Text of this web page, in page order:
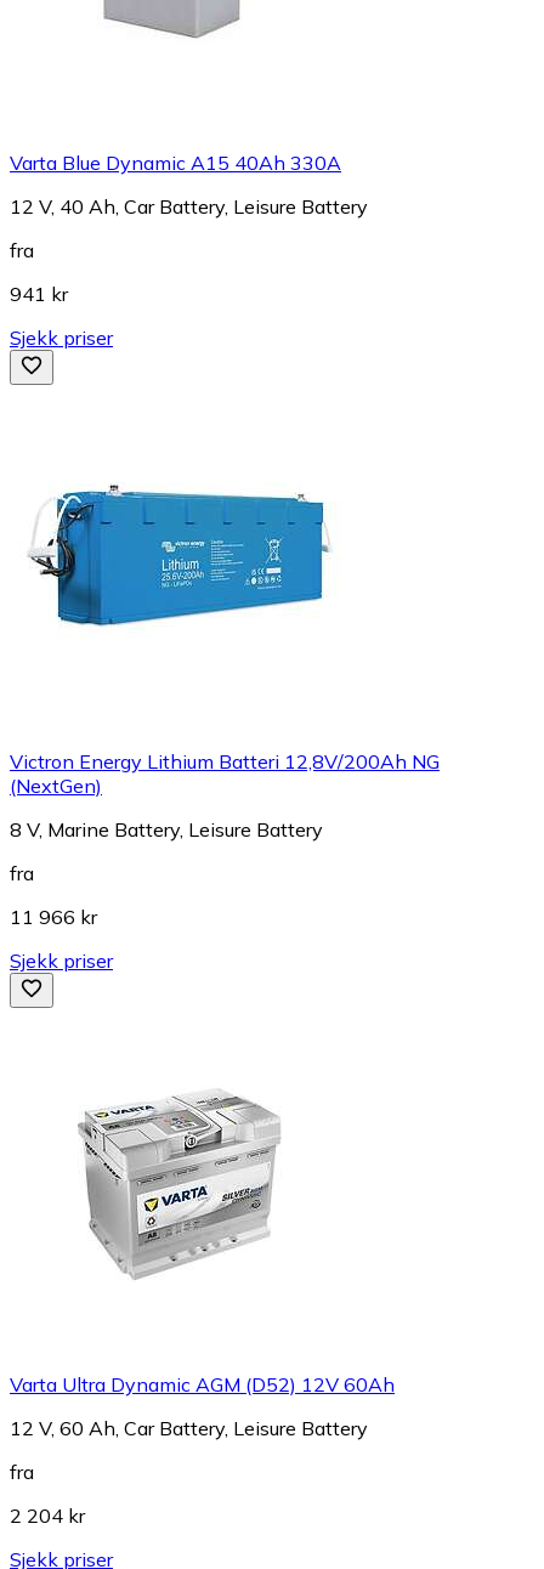
Varta Blue Dynamic A15 40Ah 330A
12 V, 40 Ah, Car Battery, Leisure Battery
fra
941 kr
Sjekk priser
Victron Energy Lithium Batteri 12,8V/200Ah NG
(NextGen)
8 V, Marine Battery, Leisure Battery
fra
11 966 kr
Sjekk priser
Varta Ultra Dynamic AGM (D52) 12V 60Ah
12 V, 60 Ah, Car Battery, Leisure Battery
fra
2 204 kr
Sjekk priser